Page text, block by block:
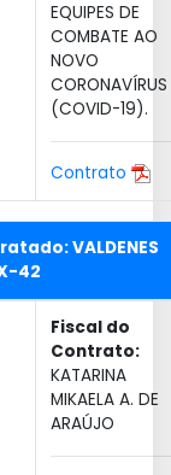
EQUIPES DE
COMBATE AO
NOVO
CORONAVÍRUS
(COVID-19).
Contrato
VALDENES
42
Fiscal do
Contrato:
KATARINA
MIKAELA A. DE
ARAÚJO